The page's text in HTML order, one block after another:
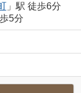
」駅 徒歩6分
5分